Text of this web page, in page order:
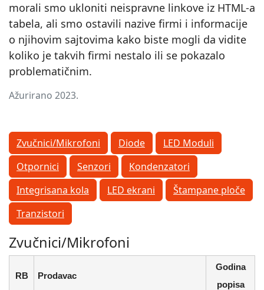
morali smo ukloniti neispravne linkove iz HTML-a
tabela, ali smo ostavili nazive firmi i informacije
o njihovim sajtovima kako biste mogli da vidite
koliko je takvih firmi nestalo ili se pokazalo
problematičnim.
Ažurirano 2023.
Zvučnici/Mikrofoni Diode
LED Moduli
Otpornici
Senzori
Kondenzatori
Integrisana kola
LED ekrani
Štampane ploče
Tranzistori
Zvučnici/Mikrofoni
RB Prodavac
Godina
popisa